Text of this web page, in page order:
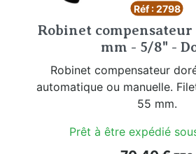
Réf : 2798
Robinet
mm - 5/8" -
Robinet compensateur
automatique ou manuelle.
55 mm.
Prêt à être expédié